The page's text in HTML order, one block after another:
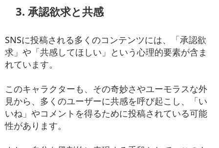
3. 承認欲求と共感
SNSに投稿される多くのコンテンツには、「承認欲
求」や「共感してほしい」という心理的要素が含ま
れています。
このキャラクターも、その奇妙さやユーモラスな外
見から、多くのユーザーに共感を呼び起こし、「い
いね」やコメントを得るために投稿されている可能
性があります。